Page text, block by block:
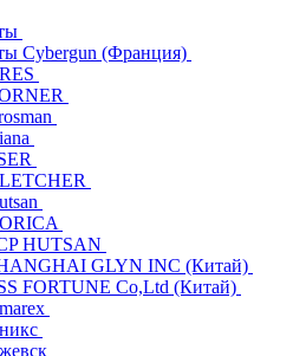
Cybergun (Франция)
HUTSAN
GLYN INC (Китай)
FORTUNE Co,Ltd (Китай)